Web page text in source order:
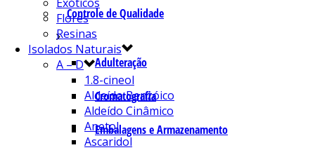
Controle de Qualidade
Adulteração
Cromatografia
Embalagens e Armazenamento
Flores
Resinas
Isolados Naturais
A – D
1.8-cineol
Aldeído Benzóico
Aldeído Cinâmico
Anetol
Ascaridol